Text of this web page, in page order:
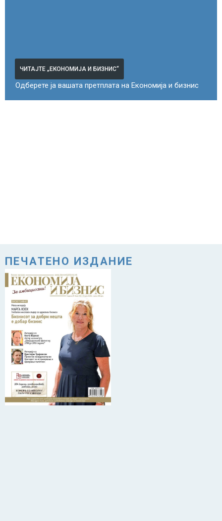
ЧИТАЈТЕ „ЕКОНОМИЈА И БИЗНИС“
Одберете ја вашата претплата на Економија и бизнис
ПЕЧАТЕНО ИЗДАНИЕ